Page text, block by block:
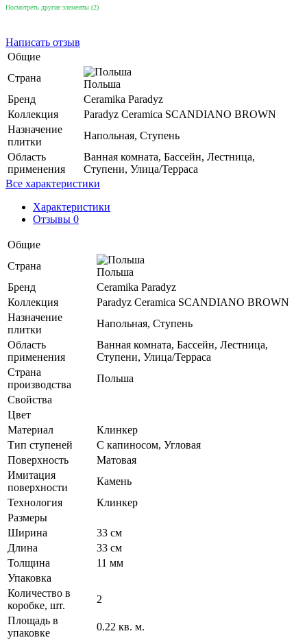
Посмотреть другие элементы (2)
Написать отзыв
Общие
Страна
Польша
Бренд
Ceramika Paradyz
Коллекция
Paradyz Ceramica SCANDIANO BROWN
Назначение
плитки
Напольная, Ступень
Область
применения
Ванная комната, Бассейн, Лестница,
Ступени, Улица/Терраса
Все характеристики
Характеристики
Отзывы 0
Общие
Страна
Польша
Бренд
Ceramika Paradyz
Коллекция
Paradyz Ceramica SCANDIANO BROWN
Назначение
плитки
Напольная, Ступень
Область
применения
Ванная комната, Бассейн, Лестница,
Ступени, Улица/Терраса
Страна
производства
Польша
Свойства
Цвет
Материал
Клинкер
Тип ступеней
С капиносом, Угловая
Поверхность
Матовая
Имитация
поверхности
Камень
Технология
Клинкер
Размеры
Ширина
33 см
Длина
33 см
Толщина
11 мм
Упаковка
Количество в
коробке, шт.
2
Площадь в
упаковке
0.22 кв. м.